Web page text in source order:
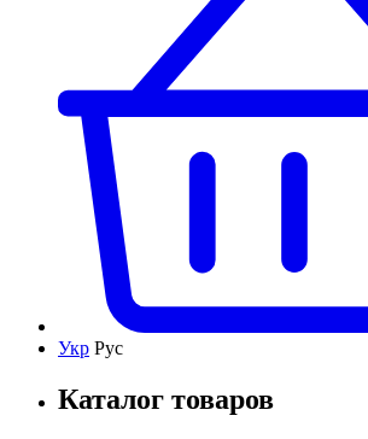
Укр Рус
Каталог товаров